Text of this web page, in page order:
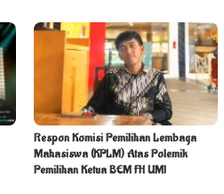
Respon Komisi Pemilihan Lembaga
Mahasiswa (KPLM) Atas Polemik
Pemilihan Ketua BEM FH UMI